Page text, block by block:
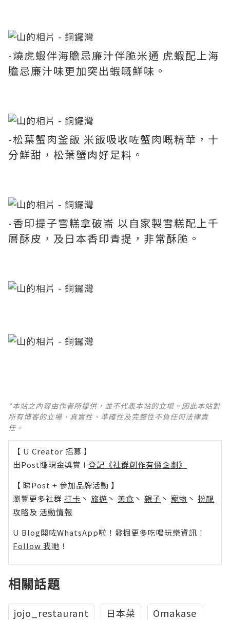
-燒虎蝦伴海膽忌廉汁伴脆米通 虎蝦配上海
膽忌廉汁味更加突出蝦嘅鮮味。
-松葉蟹肉釜飯 米飯吸收咗蟹肉嘅精華，十
分鮮甜，松葉蟹肉好足料。
-香印提子雪糕拿破崙 以自家製雪糕配上千
層酥皮，及日本香印青提，非常酥脆。
*本站之內容由作者所提供，並不代表本站的立場。因此本站對
所有博客的立場、真實性、準確性及完整性不負任何法律責
任。
【 U Creator 招募 】
出Post賺現金獎賞 l 登記《社群創作有價企劃》
【 睇Post + 參加品牌活動 】
瀏覽更多社群 打卡 丶 旅遊 丶 美食 丶 親子 丶 寵物 丶 扮靚
攻略及 活動情報
U Blog開咗WhatsApp啦！發掘更多吃喝玩樂資訊！
Follow 我哋 ！
相關話題
jojo_restaurant 日本菜 Omakase